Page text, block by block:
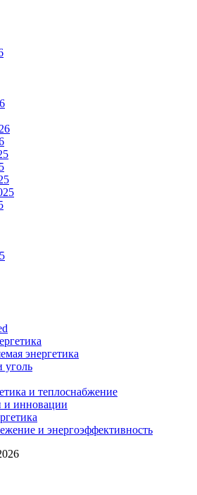
энергетика
уголь
и теплоснабжение
и инновации
и энергоэффективность